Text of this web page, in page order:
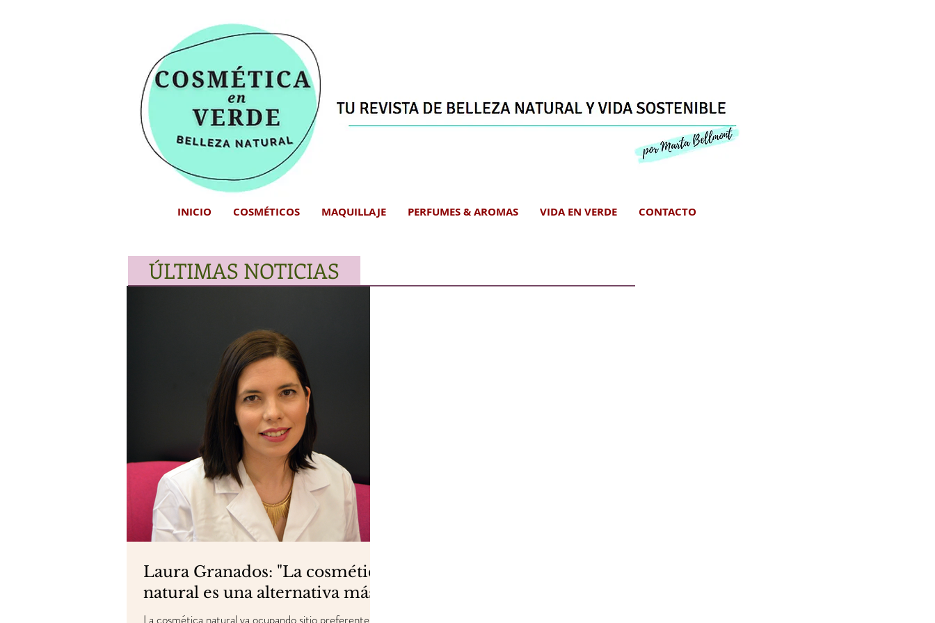
INICIO COSMÉTICOS MAQUILLAJE PERFUMES & AROMAS VIDA EN VERDE CONTACTO
ÚLTIMAS NOTICIAS
Laura Granados: "La cosmética
natural es una alternativa más"
La cosmética natural va ocupando sitio preferente en